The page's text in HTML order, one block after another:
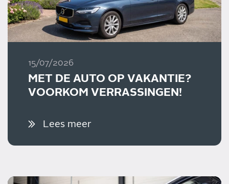
15/07/2026
MET DE AUTO OP VAKANTIE?
VOORKOM VERRASSINGEN!
Lees meer